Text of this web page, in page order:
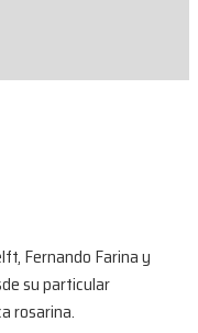
Fernando Farina y
su particular
rosarina.